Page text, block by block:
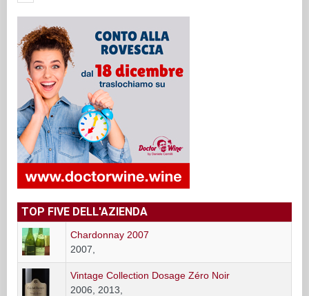
TOP FIVE DELL'AZIENDA
Chardonnay 2007
2007,
Vintage Collection Dosage Zéro Noir
2006, 2013,